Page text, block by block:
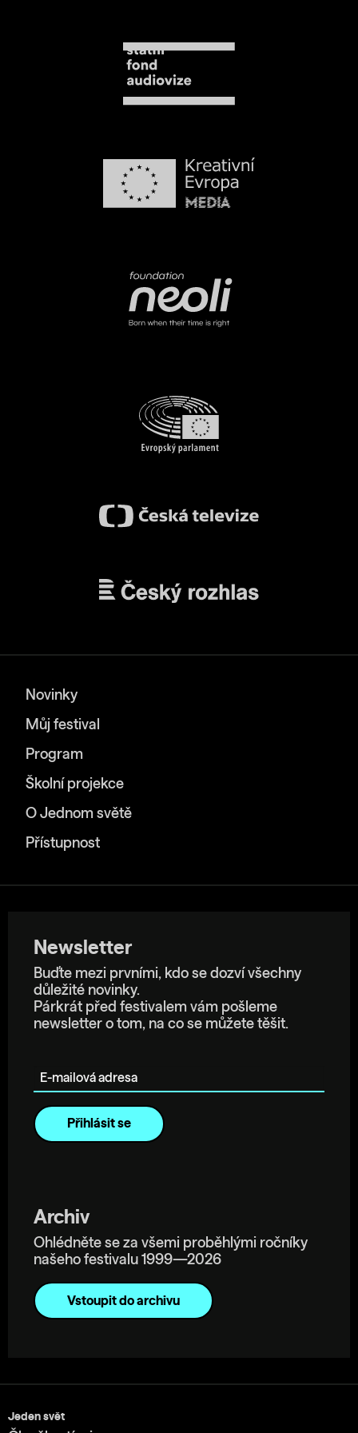
Novinky
Můj festival
Program
Školní projekce
O Jednom světě
Přístupnost
Newsletter
Buďte mezi prvními, kdo se dozví všechny
důležité novinky.
Párkrát před festivalem vám pošleme
newsletter o tom, na co se můžete těšit.
Archiv
Ohlédněte se za všemi proběhlými ročníky
našeho festivalu 1999—2026
Vstoupit do archivu
Jeden svět